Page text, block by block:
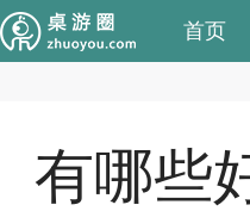
首页
有哪些